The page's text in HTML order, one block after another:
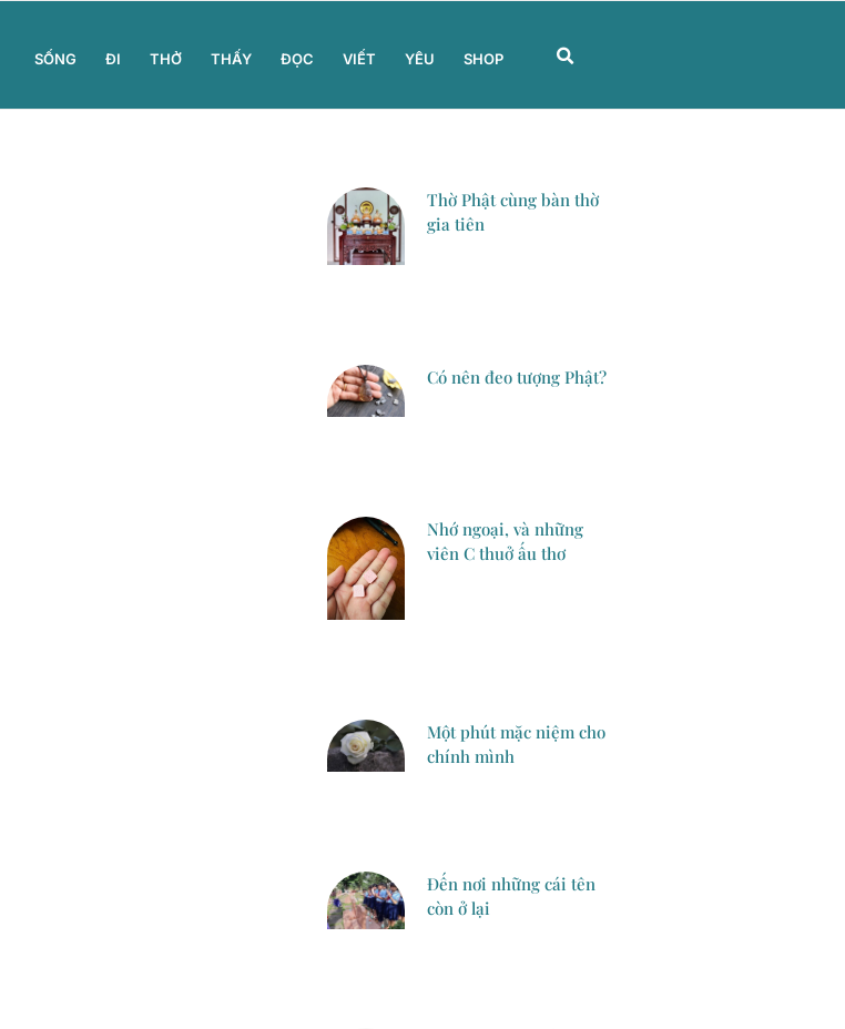
SỐNG ĐI THỞ THẤY ĐỌC VIẾT YÊU SHOP
Thờ Phật cùng bàn thờ
gia tiên
Có nên đeo tượng Phật?
Nhớ ngoại, và những
viên C thuở ấu thơ
Một phút mặc niệm cho
chính mình
Đến nơi những cái tên
còn ở lại